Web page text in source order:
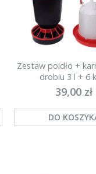
Zestaw poidło +
drobiu 3 l + 6
39,00 zł
DO